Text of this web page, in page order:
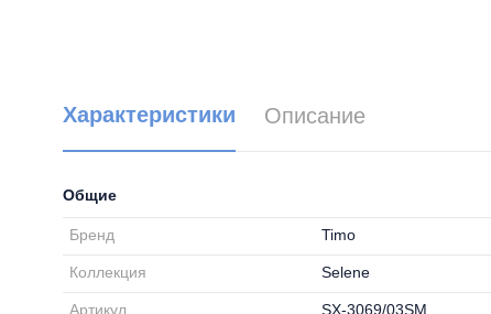
Характеристики Описание
Общие
Бренд Timo
Коллекция Selene
Артикул SX-3069/03SM